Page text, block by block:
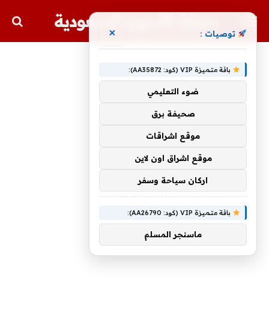
مجلة الأسهم السعودية
توصيات : ×
باقة متميزة VIP (كود: AA35872):
ضوء التعليمي
صحيفة برق
موقع اشراقات
موقع اشراق اون لاين
اركان سياحة وسفر
باقة متميزة VIP (كود: AA26790):
ماسنجر المسلم